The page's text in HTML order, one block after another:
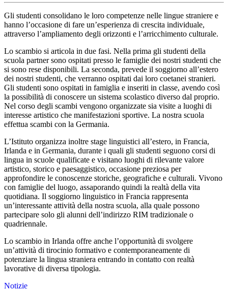
Gli studenti consolidano le loro competenze nelle lingue straniere e
hanno l’occasione di fare un’esperienza di crescita individuale,
attraverso l’ampliamento degli orizzonti e l’arricchimento culturale.
Lo scambio si articola in due fasi. Nella prima gli studenti della
scuola partner sono ospitati presso le famiglie dei nostri studenti che
si sono rese disponibili. La seconda, prevede il soggiorno all’estero
dei nostri studenti, che verranno ospitati dai loro coetanei stranieri.
Gli studenti sono ospitati in famiglia e inseriti in classe, avendo così
la possibilità di conoscere un sistema scolastico diverso dal proprio.
Nel corso degli scambi vengono organizzate sia visite a luoghi di
interesse artistico che manifestazioni sportive. La nostra scuola
effettua scambi con la Germania.
L’Istituto organizza inoltre stage linguistici all’estero, in Francia,
Irlanda e in Germania, durante i quali gli studenti seguono corsi di
lingua in scuole qualificate e visitano luoghi di rilevante valore
artistico, storico e paesaggistico, occasione preziosa per
approfondire le conoscenze storiche, geografiche e culturali. Vivono
con famiglie del luogo, assaporando quindi la realtà della vita
quotidiana. Il soggiorno linguistico in Francia rappresenta
un’interessante attività della nostra scuola, alla quale possono
partecipare solo gli alunni dell’indirizzo RIM tradizionale o
quadriennale.
Lo scambio in Irlanda offre anche l’opportunità di svolgere
un’attività di tirocinio formativo e contemporaneamente di
potenziare la lingua straniera entrando in contatto con realtà
lavorative di diversa tipologia.
Notizie